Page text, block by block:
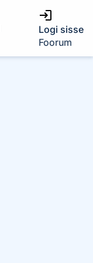
Logi sisse
Foorum